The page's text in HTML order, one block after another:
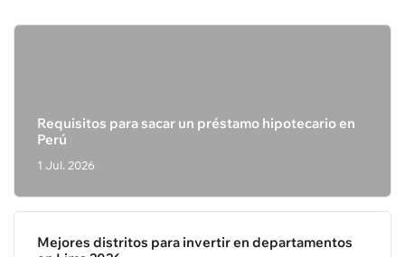
Requisitos para sacar un préstamo hipotecario en
Perú
1 Jul. 2026
Mejores distritos para invertir en departamentos